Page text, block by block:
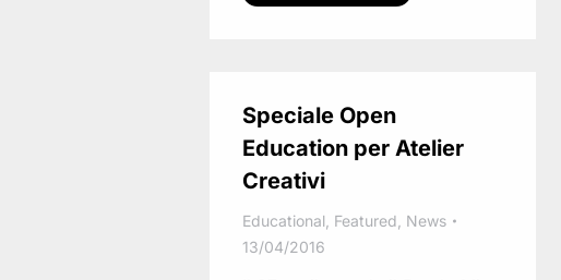
Speciale Open
Education per Atelier
Creativi
Educational Featured News
13/04/2016